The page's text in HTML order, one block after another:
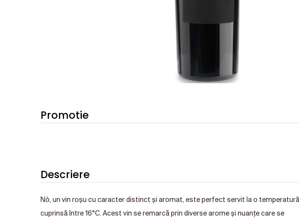
Promotie
Descriere
Nò, un vin roșu cu caracter distinct și aromat, este perfect servit la o temperatură
cuprinsă între 16°C. Acest vin se remarcă prin diverse arome și nuanțe care se